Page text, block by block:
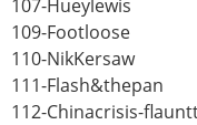
107-Hueylewis
109-Footloose
110-NikKersaw
111-Flash&thepan
112-Chinacrisis-